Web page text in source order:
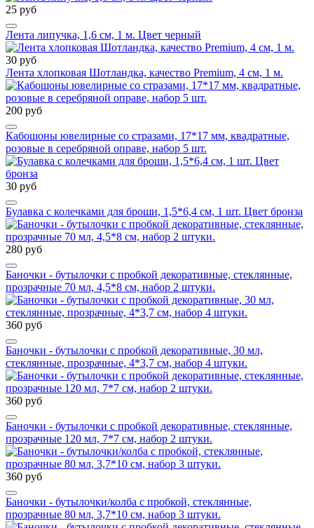
25 руб
Лента липучка, 1,6 см, 1 м. Цвет черный
30 руб
Лента хлопковая Шотландка, качество Premium, 4 см, 1 м.
200 руб
Кабошоны ювелирные со стразами, 17*17 мм, квадратные,
розовые в серебряной оправе, набор 5 шт.
30 руб
Булавка с колечками для броши, 1,5*6,4 см, 1 шт. Цвет бронза
280 руб
Баночки - бутылочки с пробкой декоративные, стеклянные,
прозрачные 70 мл, 4,5*8 см, набор 2 штуки.
360 руб
Баночки - бутылочки с пробкой декоративные, 30 мл,
стеклянные, прозрачные, 4*3,7 см, набор 4 штуки.
360 руб
Баночки - бутылочки с пробкой декоративные, стеклянные,
прозрачные 120 мл, 7*7 см, набор 2 штуки.
360 руб
Баночки - бутылочки/колба с пробкой, стеклянные,
прозрачные 80 мл, 3,7*10 см, набор 3 штуки.